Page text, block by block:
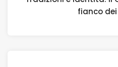
fianco